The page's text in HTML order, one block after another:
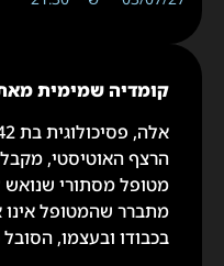
קומדיה שמימית מאת
אלה,
הרצף האוטיסטי, מקבלת
מטופל מסתורי שנואש
מתברר שהמטופל אינו
בכבודו ובעצמו, הסובל